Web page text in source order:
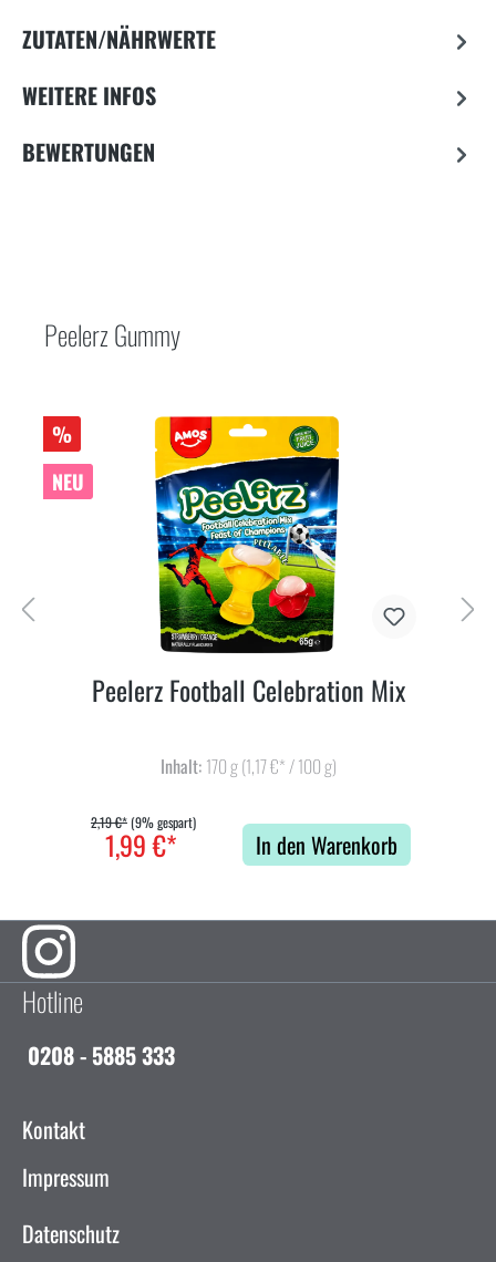
ZUTATEN/NÄHRWERTE
WEITERE INFOS
BEWERTUNGEN
Peelerz Gummy
%
NEU
Peelerz Football Celebration Mix
Inhalt: 170 g(1,17 €* / 100 g)
1,99 €*
2,19 €*(9% gespart)
In den Warenkorb
Hotline
0208 - 5885 333
Kontakt
Impressum
Datenschutz